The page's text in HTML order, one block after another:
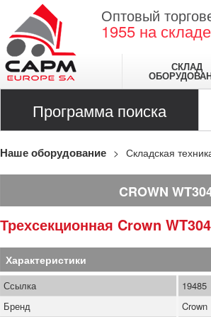
Оптовый
1955 на складе
СКЛАД
Программа поиска
Наше оборудование Складская
CROWN
Трехсекционная Crown
Характеристики
Ссылка
19485
Бренд
Crown